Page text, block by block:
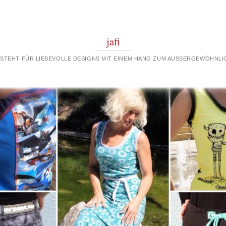
jafi
FÜR LIEBEVOLLE DESIGNS MIT EINEM HANG ZUM